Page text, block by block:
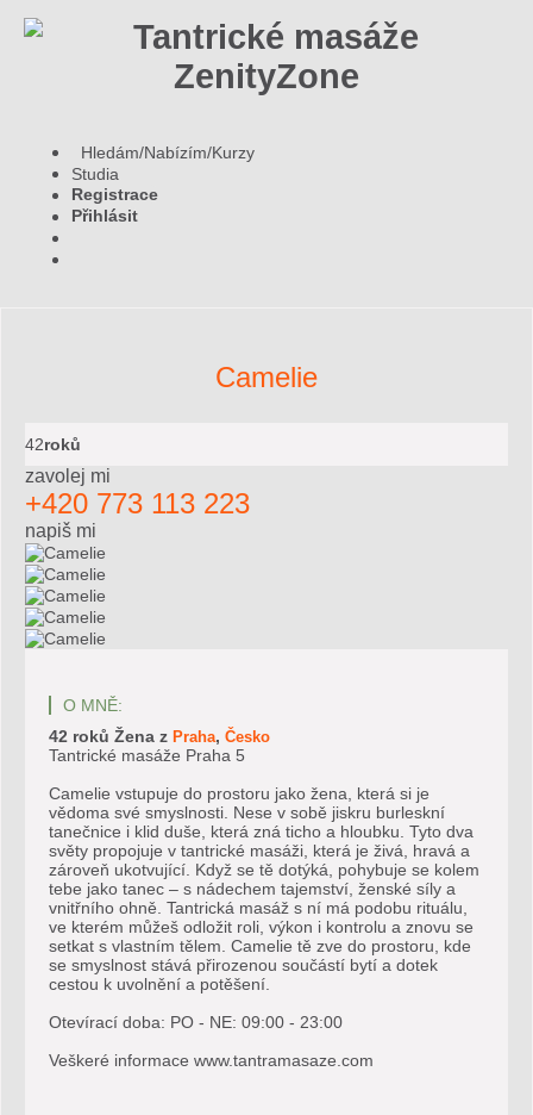
Hledám/Nabízím/Kurzy
Studia
Registrace
Přihlásit
Camelie
42roků
zavolej mi
+420 773 113 223
napiš mi
O MNĚ:
42 roků Žena z Praha, Česko
Tantrické masáže Praha 5
Camelie vstupuje do prostoru jako žena, která si je
vědoma své smyslnosti. Nese v sobě jiskru burleskní
tanečnice i klid duše, která zná ticho a hloubku. Tyto dva
světy propojuje v tantrické masáži, která je živá, hravá a
zároveň ukotvující. Když se tě dotýká, pohybuje se kolem
tebe jako tanec – s nádechem tajemství, ženské síly a
vnitřního ohně. Tantrická masáž s ní má podobu rituálu,
ve kterém můžeš odložit roli, výkon i kontrolu a znovu se
setkat s vlastním tělem. Camelie tě zve do prostoru, kde
se smyslnost stává přirozenou součástí bytí a dotek
cestou k uvolnění a potěšení.
Otevírací doba: PO - NE: 09:00 - 23:00
Veškeré informace www.tantramasaze.com